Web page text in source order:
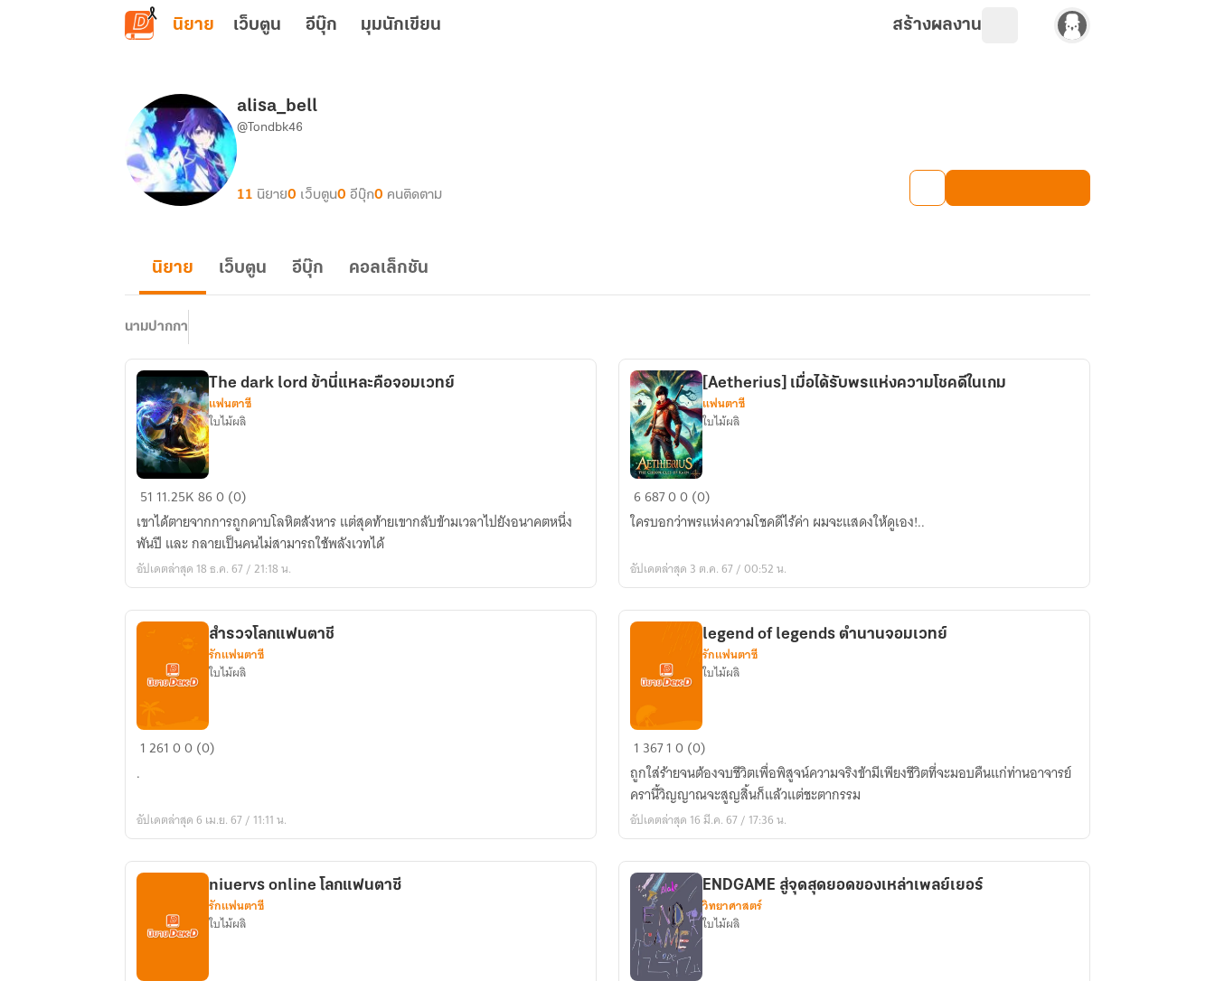
ข้ามไปยังเนื้อหาหลัก
นิยาย เว็บตูน อีบุ๊ก มุมนักเขียน สร้างผลงาน
alisa_bell
@Tondbk46
11 นิยาย0 เว็บตูน0 อีบุ๊ก0 คนติดตาม
นิยาย เว็บตูน อีบุ๊ก คอลเล็กชัน
นามปากกา
The
dark
lord
ข้า
นี่
คือ
เวทย์
The dark lord ข้านี่แหละคือจอมเวทย์
แฟนตาซี
ใบไม้ผลิ
51 11.25K860 (0)
เขาได้ตายจากการถูกดาบโลหิตสังหาร แต่สุดท้ายเขากลับข้ามเวลาไปยังอนาคตหนึ่ง
พันปี และ กลายเป็นคนไม่สามารถใช้พลังเวทได้
อัปเดตล่าสุด 18 ธ.ค. 67 / 21:18 น.
[Aetherius]
เมื่อ
ได้
พร
ความ
ใน
[Aetherius] เมื่อได้รับพรแห่งความโชคดีในเกม
แฟนตาซี
ใบไม้ผลิ
668700 (0)
ใครบอกว่าพรแห่งความโชคดีไร้ค่า ผมจะแสดงให้ดูเอง!..
อัปเดตล่าสุด 3 ต.ค. 67 / 00:52 น.
สำรวจ
แฟน
สำรวจโลกแฟนตาชี
รักแฟนตาซี
ใบไม้ผลิ
126100 (0)
.
อัปเดตล่าสุด 6 เม.ย. 67 / 11:11 น.
legend
legends
ตำนาน
จอม
legend of legends ตำนานจอมเวทย์
รักแฟนตาซี
ใบไม้ผลิ
1 36710 (0)
ถูกใส่ร้ายจนต้องจบชีวิตเพื่อพิสูจน์ความจริงข้ามีเพียงชีวิตที่จะมอบคืนแก่ท่านอาจารย์
ครานี้วิญญาณจะสูญสิ้นก็แล้วแต่ชะตากรรม
อัปเดตล่าสุด 16 มี.ค. 67 / 17:36 น.
niuervs online โลกแฟนตาซี
รักแฟนตาซี
ใบไม้ผลิ
ENDGAME สู่จุดสุดยอดของเหล่าเพลย์เยอร์
วิทยาศาสตร์
ใบไม้ผลิ